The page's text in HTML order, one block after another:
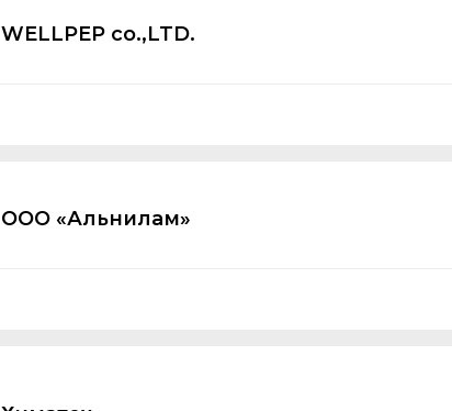
WELLPEP co.,LTD.
ООО «Альнилам»